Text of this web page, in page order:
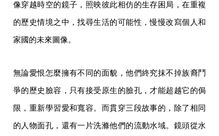
像穿越時空的鏡子，照映彼此相仿的生存困局，在重複
的歷史情境之中，找尋生活的可能性，慢慢改寫個人和
家國的未來圖像。
無論愛恨怎麼擁有不同的面貌，他們終究抹不掉族裔鬥
爭的歷史臉容，只有接受原生的臉孔，才能超越它的侷
限，重新學習愛和寬容。而貫穿三段故事的，除了相同
的人物面孔，還有一片洗滌他們的流動水域。鏡頭從水